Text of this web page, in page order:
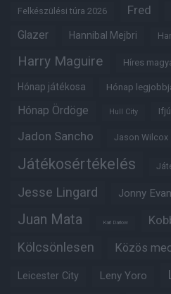
Felkészülési túra 2026 Fred
Glazer Hannibal Mejbri
Harry Maguire Híres
Hónap játékosa Hónap
Hónap Ördöge Hull City
Jadon Sancho Jason Wilcox
Játékosértékelés
Jesse Lingard Jonny
Juan Mata Karl Darlow
Kölcsönlesen Közös
Leicester City Leny Yoro